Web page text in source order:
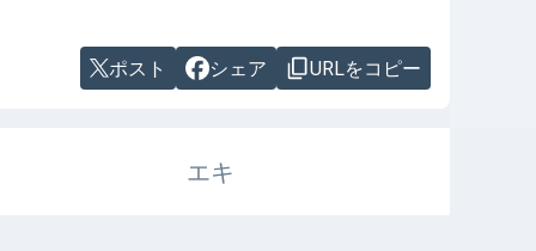
ポスト シェア URLをコピー
エキ